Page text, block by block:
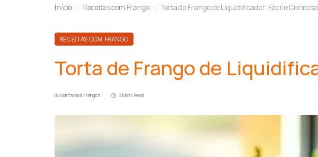
Início - Receitas com Frango - Torta de Frango de Liquidificador: Fácil e Cremosa
RECEITAS COM FRANGO
Torta de Frango de
ByMarta dos Frangos 3 Mins Read